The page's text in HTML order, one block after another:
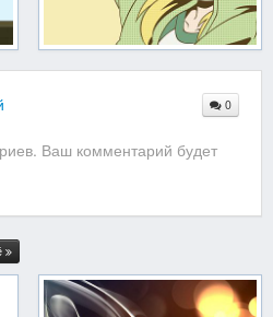
0
Ваш комментарий будет